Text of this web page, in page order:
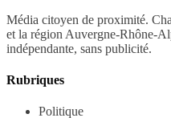
Média citoyen de proximité.
et la région Auvergne-Rhône-
indépendante, sans publicité.
Rubriques
Politique